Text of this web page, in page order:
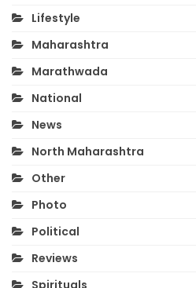
Lifestyle
Maharashtra
Marathwada
National
News
North Maharashtra
Other
Photo
Political
Reviews
Spirituals